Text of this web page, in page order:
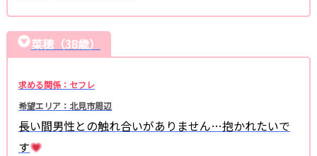
菜穂（38歳）
求める関係：セフレ
希望エリア：北見市周辺
長い間男性との触れ合いがありません…抱かれたいで
す